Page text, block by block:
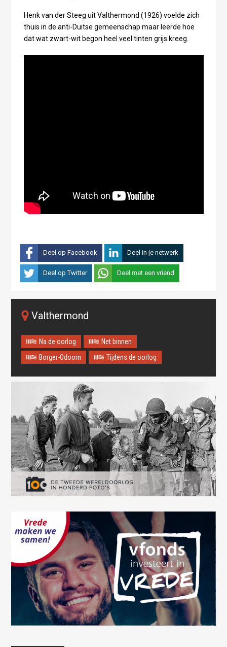
Henk van der Steeg uit Valthermond (1926) voelde zich
thuis in de anti-Duitse gemeenschap maar leerde hoe
dat wat zwart-wit begon heel veel tinten grijs kreeg.
Deel op Facebook Deel in je netwerk
Deel op Twitter Deel met een vriend
Valthermond
Na de oorlog
Net binnen
Borger-Odoorn
Tijdens de oorlog